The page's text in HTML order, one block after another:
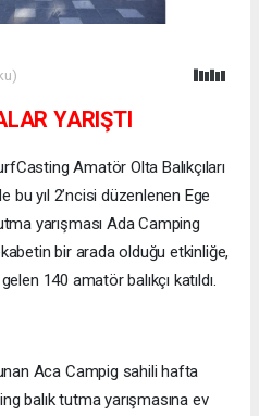
YARIŞTI
Amatör Olta Balıkçıları
bu yıl 2’ncisi düzenlenen Ege
yarışması Ada Camping
bir arada olduğu etkinliğe,
140 amatör balıkçı katıldı.
Aca Campig sahili hafta
balık tutma yarışmasına ev